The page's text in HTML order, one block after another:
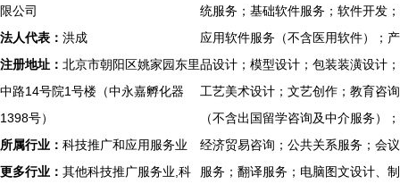
限公司
法人代表： 洪成
注册地址： 北京市朝阳区姚家园东里
中路14号院1号楼（中永嘉孵化器
1398号）
所属行业： 科技推广和应用服务业
更多行业： 其他科技推广服务业,科
统服务；基础软件服务；软件开发；
应用软件服务（不含医用软件）；产
品设计；模型设计；包装装潢设计；
工艺美术设计；文艺创作；教育咨询
（不含出国留学咨询及中介服务）；
经济贸易咨询；公共关系服务；会议
服务；翻译服务；电脑图文设计、制